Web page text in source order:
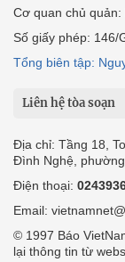
Cơ quan chủ
Số giấy phép: 146/
Tổng biên tập:
Liên hệ tòa soạn
Địa chỉ: Tầng 18,
Đình Nghệ, phường
Điện thoại:
Email:
© 1997 Báo
lại thông tin từ